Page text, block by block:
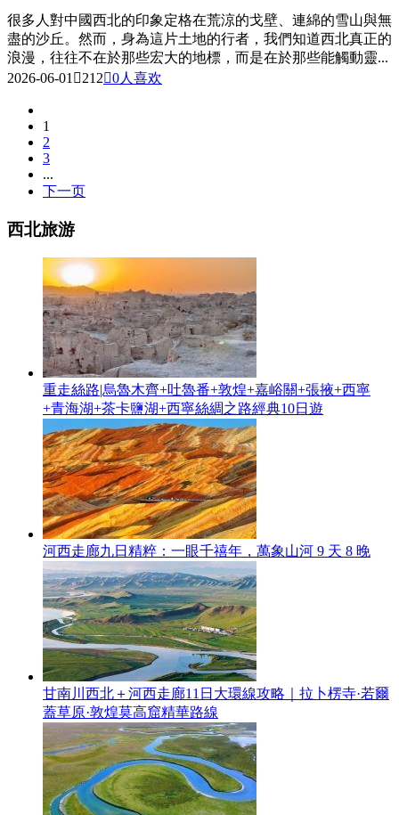
很多人對中國西北的印象定格在荒涼的戈壁、連綿的雪山與無
盡的沙丘。然而，身為這片土地的行者，我們知道西北真正的
浪漫，往往不在於那些宏大的地標，而是在於那些能觸動靈...
2026-06-01 2120人喜欢
1
2
3
...
下一页
西北旅游
重走絲路|烏魯木齊+吐魯番+敦煌+嘉峪關+張掖+西寧
+青海湖+茶卡鹽湖+西寧絲綢之路經典10日遊
河西走廊九日精粹：一眼千禧年，萬象山河 9 天 8 晚
甘南川西北＋河西走廊11日大環線攻略｜拉卜楞寺·若爾
蓋草原·敦煌莫高窟精華路線